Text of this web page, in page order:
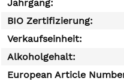
Jahrgang:
BIO Zertifizierung:
Verkaufseinheit:
Alkoholgehalt:
European Article